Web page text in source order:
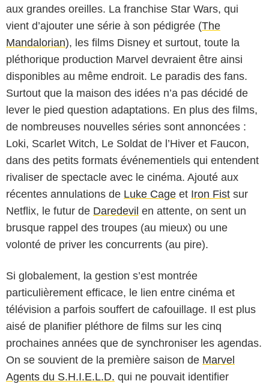
aux grandes oreilles. La franchise Star Wars, qui
vient d’ajouter une série à son pédigrée (The
Mandalorian), les films Disney et surtout, toute la
pléthorique production Marvel devraient être ainsi
disponibles au même endroit. Le paradis des fans.
Surtout que la maison des idées n’a pas décidé de
lever le pied question adaptations. En plus des films,
de nombreuses nouvelles séries sont annoncées :
Loki, Scarlet Witch, Le Soldat de l’Hiver et Faucon,
dans des petits formats événementiels qui entendent
rivaliser de spectacle avec le cinéma. Ajouté aux
récentes annulations de Luke Cage et Iron Fist sur
Netflix, le futur de Daredevil en attente, on sent un
brusque rappel des troupes (au mieux) ou une
volonté de priver les concurrents (au pire).
Si globalement, la gestion s’est montrée
particulièrement efficace, le lien entre cinéma et
télévision a parfois souffert de cafouillage. Il est plus
aisé de planifier pléthore de films sur les cinq
prochaines années que de synchroniser les agendas.
On se souvient de la première saison de Marvel
Agents du S.H.I.E.L.D. qui ne pouvait identifier